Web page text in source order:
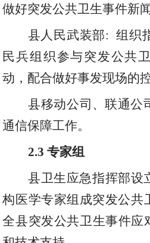
做好突发公共卫生事件新
县人民武装部: 组织
民兵组织参与突发公共
动 ， 配合做好事发现场的
县移动公司 、联通公
通信保障工作。
2.3专家组
县卫生应急指挥部设
构医学专家组成突发公共
全县突发公共卫生事件应